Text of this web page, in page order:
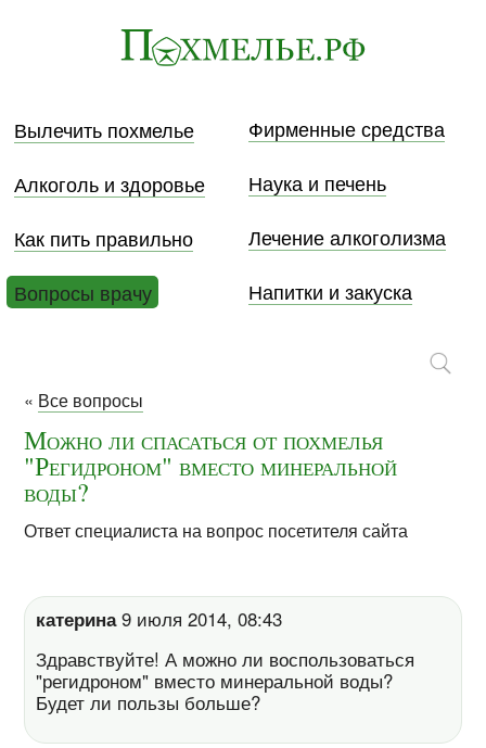
Вылечить похмелье
Фирменные средства
Алкоголь и здоровье
Наука и печень
Как пить правильно
Лечение алкоголизма
Вопросы врачу
Напитки и закуска
« Все вопросы
Можно ли спасаться от похмелья
"Регидроном" вместо минеральной
воды?
Ответ специалиста на вопрос посетителя сайта
катерина9 июля 2014, 08:43
Здравствуйте! А можно ли воспользоваться
"регидроном" вместо минеральной воды?
Будет ли пользы больше?